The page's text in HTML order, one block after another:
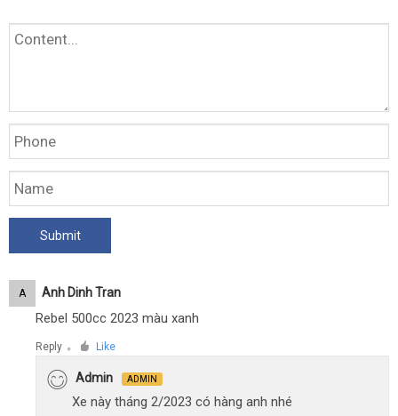
A Anh Dinh Tran
Rebel 500cc 2023 màu xanh
Reply ● Like
Admin ADMIN
Xe này tháng 2/2023 có hàng anh nhé